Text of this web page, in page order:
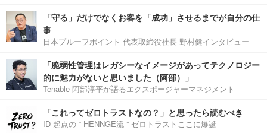
「守る」だけでなくお客を「成功」させるまでが自分の仕
事
日本プルーフポイント 代表取締役社長 野村健インタビュー
「脆弱性管理はレガシーなイメージがあってテクノロジー
的に魅力がないと思いました（阿部）」
Tenable 阿部淳平が語るエクスポージャーマネジメント
「これってゼロトラストなの？」と思ったら読むべき
ID 起点の “ HENNGE流 ” ゼロトラストここに爆誕